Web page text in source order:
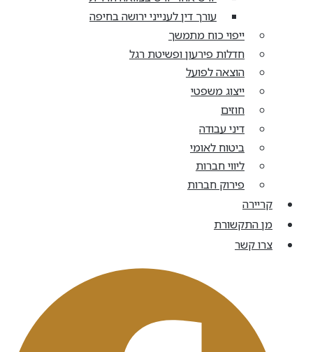
עורך דין לענייני ירושה בחיפה
ייפוי כוח מתמשך
חדלות פירעון ופשיטת רגל
הוצאה לפועל
ייצוג משפטי
חוזים
דיני עבודה
ביטוח לאומי
ליווי חברות
פירוק חברות
קריירה
מן התקשורת
צרו קשר